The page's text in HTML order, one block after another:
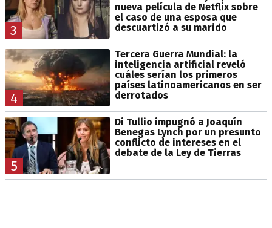
3
nueva película de Netflix sobre
el caso de una esposa que
descuartizó a su marido
4
Tercera Guerra Mundial: la
inteligencia artificial reveló
cuáles serían los primeros
países latinoamericanos en ser
derrotados
5
Di Tullio impugnó a Joaquín
Benegas Lynch por un presunto
conflicto de intereses en el
debate de la Ley de Tierras